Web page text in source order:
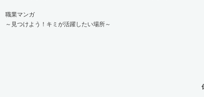
職業マンガ
～見つけよう！キミが活躍したい場所～